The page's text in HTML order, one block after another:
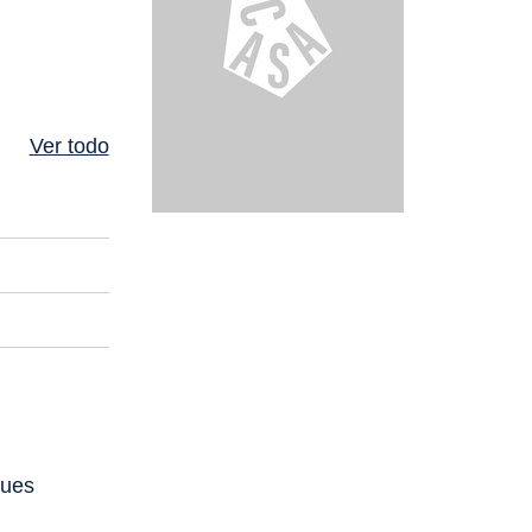
Ver todo